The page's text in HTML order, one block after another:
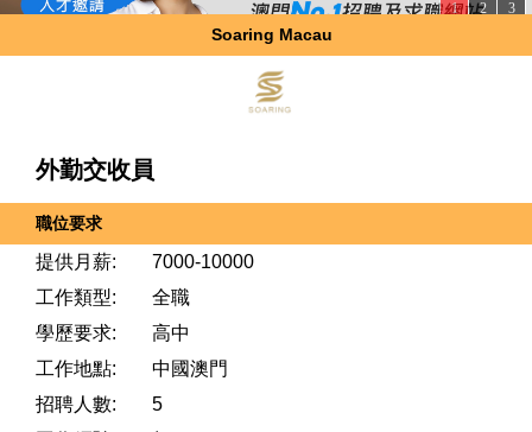
3
2
1
Soaring Macau
外勤交收員
職位要求
提供月薪:
7000-10000
工作類型:
全職
學歷要求:
高中
工作地點:
中國澳門
招聘人數:
5